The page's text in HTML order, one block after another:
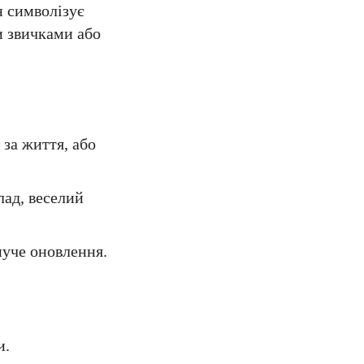
звичками або
життя, або
веселий
оновлення.